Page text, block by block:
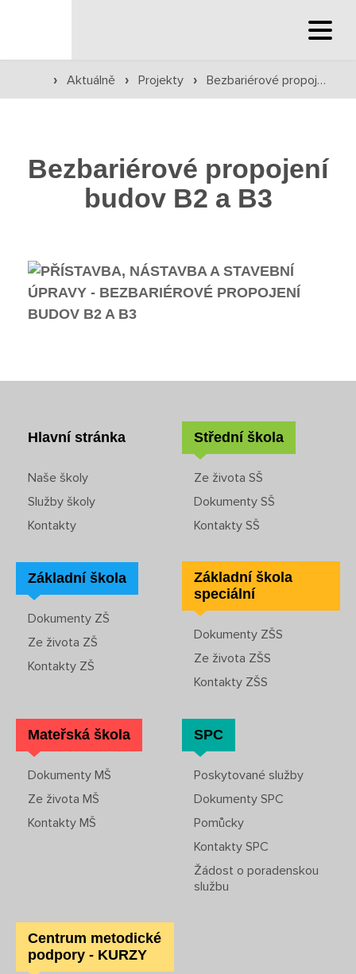
Služby školy
Internát
Péče o žáky
Poradenské služby ve škole
Knihovna
O škole
Úřední vývěska
Koncepce školy
Jak to u nás vypadá
Sponzoři a spolupráce
Boj proti korupci
Školská rada
Volná místa
Fakultní škola
› Aktuálně › Projekty › Bezbariérové propojení budov B2 a B3
Bezbariérové propojení
budov B2 a B3
Hlavní stránka
Naše školy
Služby školy
Kontakty
Střední škola
Ze života SŠ
Dokumenty SŠ
Kontakty SŠ
Základní škola
Dokumenty ZŠ
Ze života ZŠ
Kontakty ZŠ
Základní škola
speciální
Dokumenty ZŠS
Ze života ZŠS
Kontakty ZŠS
Mateřská škola
Dokumenty MŠ
Ze života MŠ
Kontakty MŠ
SPC
Poskytované služby
Dokumenty SPC
Pomůcky
Kontakty SPC
Žádost o poradenskou
službu
Centrum metodické
podpory - KURZY